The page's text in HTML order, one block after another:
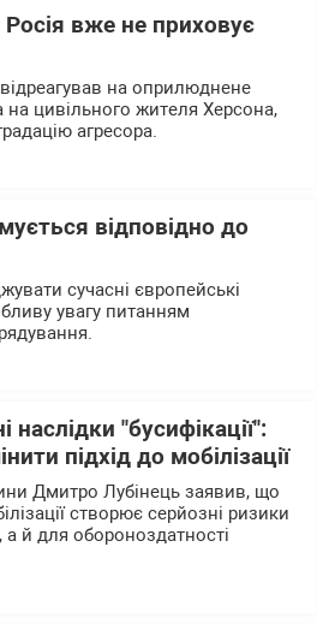
вже не приховує
на оприлюднене
цивільного жителя Херсона,
агресора.
відповідно до
сучасні європейські
увагу питанням
"бусифікації":
підхід до мобілізації
Дмитро Лубінець заявив, що
створює серйозні ризики
й для обороноздатності